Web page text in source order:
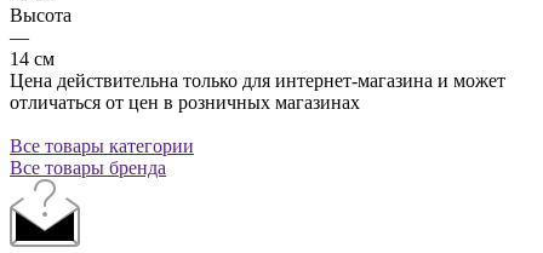
Высота
—
14 см
Цена действительна только для интернет-магазина и может
отличаться от цен в розничных магазинах
Все товары категории
Все товары бренда